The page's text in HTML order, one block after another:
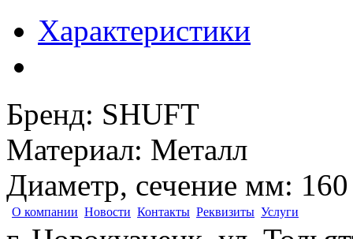
Характеристики
Бренд: SHUFT
Материал: Металл
Диаметр, сечение мм: 160
О компании Новости Контакты Реквизиты Услуги